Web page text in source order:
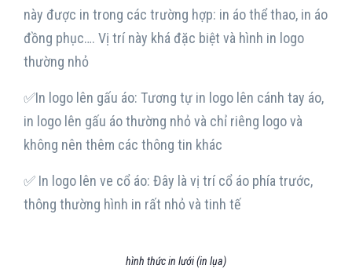
này được in trong các trường hợp: in áo thể thao, in áo
đồng phục…. Vị trí này khá đặc biệt và hình in logo
thường nhỏ
✅In logo lên gấu áo: Tương tự in logo lên cánh tay áo,
in logo lên gấu áo thường nhỏ và chỉ riêng logo và
không nên thêm các thông tin khác
✅ In logo lên ve cổ áo: Đây là vị trí cổ áo phía trước,
thông thường hình in rất nhỏ và tinh tế
hình thức in lưới (in lụa)